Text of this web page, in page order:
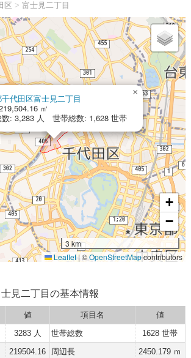
区 > 富士見二丁目
代田区富士見二丁目
㎡
数: 3,283 人 世帯総数: 1,628 世帯
×
+
−
3 km
Leaflet | ©OpenStreetMapcontributors
見二丁目の基本情報
値 項目名
値
3283 人 世帯総数
1628 世帯
219504.16
周辺長 2450.179 ｍ